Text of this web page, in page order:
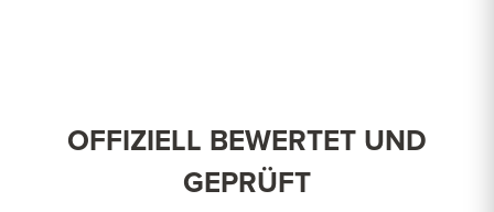
OFFIZIELL BEWERTET UND
GEPRÜFT